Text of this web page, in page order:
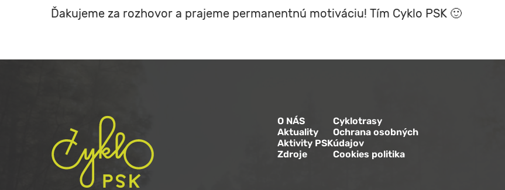
Ďakujeme za rozhovor a prajeme permanentnú motiváciu! Tím Cyklo PSK 🙂
O NÁS
Aktuality
Aktivity PSK
Zdroje
Cyklotrasy
Ochrana osobných
údajov
Cookies politika